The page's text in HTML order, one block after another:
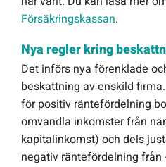
Försäkringskassan.
Nya regler kring
Det införs nya förenklade
beskattning av enskild
för positiv räntefördelning
omvandla inkomster från
kapitalinkomst) och dels
negativ räntefördelning från